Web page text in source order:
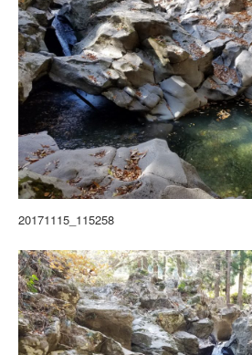
20171115_115258